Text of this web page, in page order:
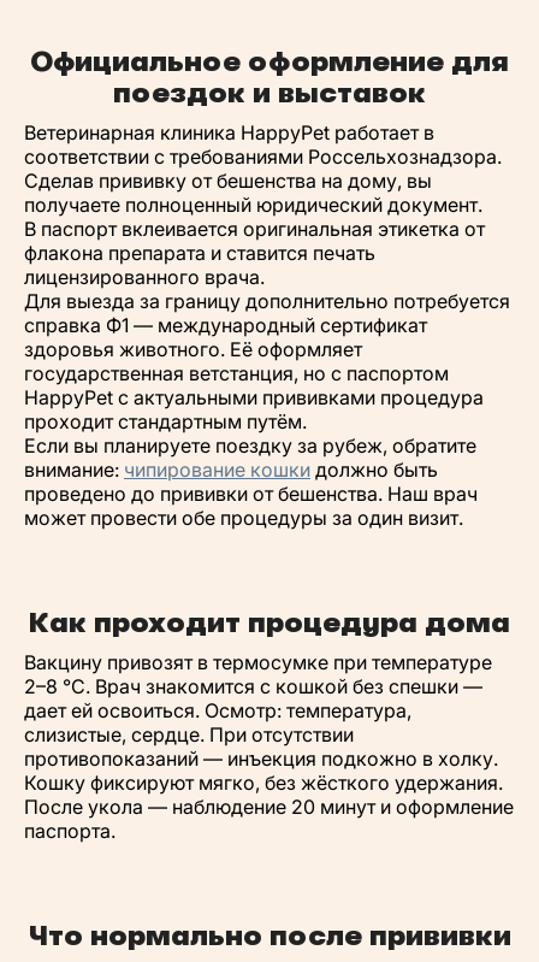
Официальное оформление для
поездок и выставок
Ветеринарная клиника HappyPet работает в
соответствии с требованиями Россельхознадзора.
Сделав прививку от бешенства на дому, вы
получаете полноценный юридический документ.
В паспорт вклеивается оригинальная этикетка от
флакона препарата и ставится печать
лицензированного врача.
Для выезда за границу дополнительно потребуется
справка Ф1 — международный сертификат
здоровья животного. Её оформляет
государственная ветстанция, но с паспортом
HappyPet с актуальными прививками процедура
проходит стандартным путём.
Если вы планируете поездку за рубеж, обратите
внимание: чипирование кошки должно быть
проведено до прививки от бешенства. Наш врач
может провести обе процедуры за один визит.
Как проходит процедура дома
Вакцину привозят в термосумке при температуре
2–8 °C. Врач знакомится с кошкой без спешки —
дает ей освоиться. Осмотр: температура,
слизистые, сердце. При отсутствии
противопоказаний — инъекция подкожно в холку.
Кошку фиксируют мягко, без жёсткого удержания.
После укола — наблюдение 20 минут и оформление
паспорта.
Что нормально после прививки